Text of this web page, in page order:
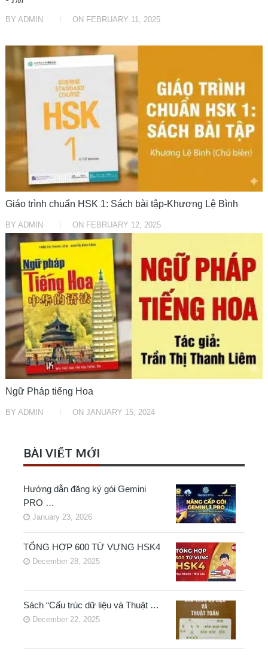
BY ADMIN ON FEBRUARY 11, 2025
HỌC TRUNG TRUNG
Giáo trình chuẩn HSK 1: Sách bài tập-Khương Lệ Bình
BY ADMIN ON FEBRUARY 12, 2025
HỌC TRUNG TRUNG
Ngữ Pháp tiếng Hoa
BY ADMIN ON JANUARY 15, 2024
BÀI VIẾT MỚI
Hướng dẫn đăng ký gói Gemini
PRO …
January 23, 2026
TỔNG HỢP 600 TỪ VỰNG HSK4
December 28, 2025
Sách “Cấu trúc dữ liệu và Thuật …
December 22, 2025